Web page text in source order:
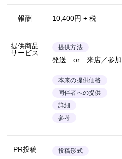
報酬 10,400円 + 税
提供商品
サービス
提供方法
発送 or 来店／参加
本来の提供価格
同伴者への提供
詳細
参考
PR投稿 投稿形式